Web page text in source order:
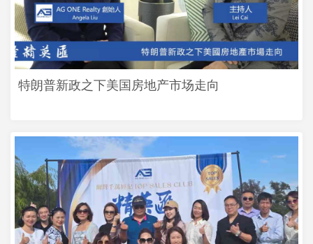
特朗普新政之下美国房地产市场走向